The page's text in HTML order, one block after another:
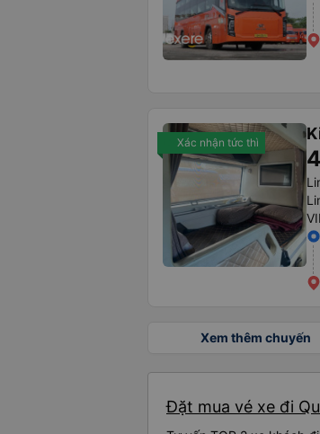
Xác nhận tức thì
Xem thêm chuyến
Đặt mua vé xe đi